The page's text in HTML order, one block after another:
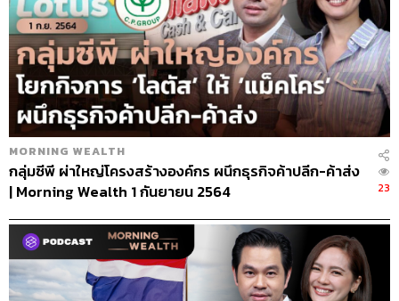
MORNING WEALTH
กลุ่มซีพี ผ่าใหญ่โครงสร้างองค์กร ผนึกธุรกิจค้าปลีก-ค้าส่ง
| Morning Wealth 1 กันยายน 2564
23